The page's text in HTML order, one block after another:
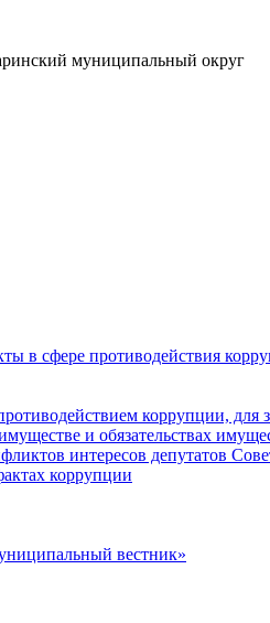
муниципальный округ
в сфере противодействия
коррупции, для
и обязательствах
интересов депутатов
коррупции
вестник»